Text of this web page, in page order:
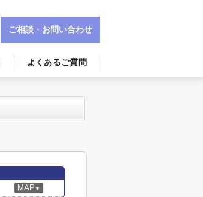
よくあるご質問
ご相談・お問い合わせ
MAP ▼